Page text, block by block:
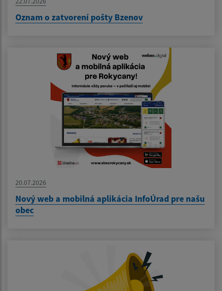
Oznam o zatvorení pošty Bzenov
20.07.2026
Nový web a mobilná aplikácia InfoÚrad pre našu
obec